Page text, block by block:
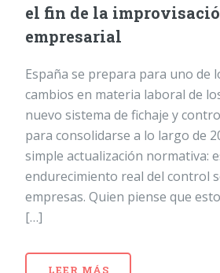
el fin de la
empresarial
España se prepara para uno de
cambios en materia laboral de
nuevo sistema de fichaje y
para consolidarse a lo largo de
simple actualización normativa:
endurecimiento real del control
empresas. Quien piense que
[…]
LEER MÁS